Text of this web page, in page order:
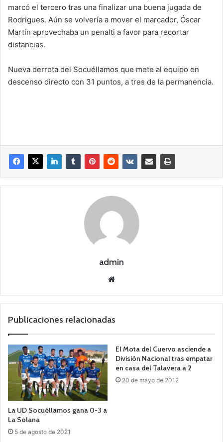
marcó el tercero tras una finalizar una buena jugada de
Rodrigues. Aún se volvería a mover el marcador, Óscar
Martín aprovechaba un penalti a favor para recortar
distancias.
Nueva derrota del Socuéllamos que mete al equipo en
descenso directo con 31 puntos, a tres de la permanencia.
admin
we
Publicaciones relacionadas
La UD Socuéllamos gana 0-3 a
La Solana
5 de agosto de 2021
El Mota del Cuervo asciende a
División Nacional tras empatar
en casa del Talavera a 2
20 de mayo de 2012